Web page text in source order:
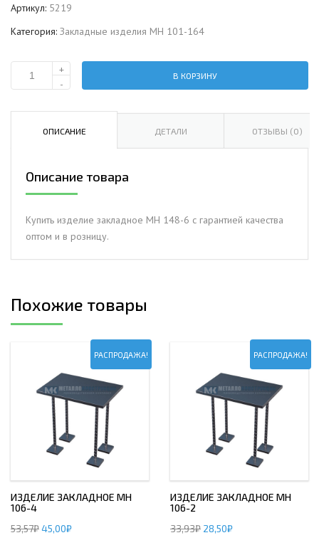
Артикул: 5219
Категория: Закладные изделия МН 101-164
Количество
закладное
+
-
В КОРЗИНУ
ОПИСАНИЕ ДЕТАЛИ ОТЗЫВЫ (0)
Описание товара
Купить изделие закладное МН 148-6 с гарантией качества
оптом и в розницу.
Похожие товары
РАСПРОДАЖА!
ИЗДЕЛИЕ ЗАКЛАДНОЕ МН
106-4
53,57₽45,00₽
РАСПРОДАЖА!
ИЗДЕЛИЕ ЗАКЛАДНОЕ МН
106-2
33,93₽ 28,50₽